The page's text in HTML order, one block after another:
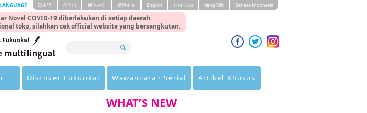
Novel COVID-19 diberlakukan di setiap daerah.
toko, silahkan cek official website yang bersangkutan.
日本語 한국어 簡体中文 繁體中文 English ภาษาไทย tiéng Viêt Bahasa Indonesia
Discover Fukuoka! Wawancara・Serial Artikel Khusus
WHAT’S NEW